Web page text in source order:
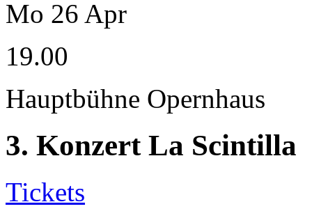
Mo 26 Apr
19.00
Hauptbühne Opernhaus
3. Konzert La Scintilla
Tickets